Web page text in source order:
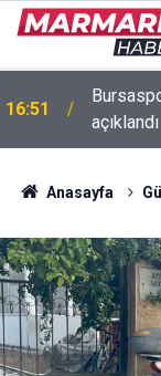
16:50
İşitme
Anasayfa